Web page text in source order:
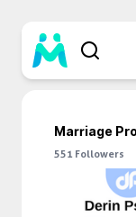
Marriage
551 Followers